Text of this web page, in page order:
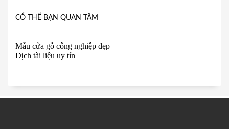
CÓ THỂ BẠN QUAN TÂM
Mẫu cửa gỗ công nghiệp đẹp
Dịch tài liệu uy tín